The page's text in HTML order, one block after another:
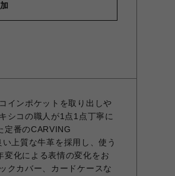
インポケットを取り出しや
シコの職人が1点1点丁寧に
定番のCARVING
上質な牛革を採用し、使う
変化による表情の変化をお
クカバー、カードケースな